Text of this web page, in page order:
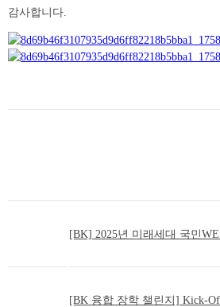
감사합니다.
[BK 융합 장학 챌린지] Kick-